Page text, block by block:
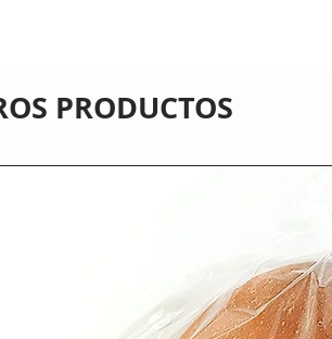
PRODUCTOS